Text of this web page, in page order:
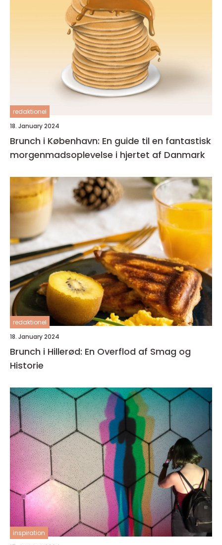
redaktionel
18. January 2024
Brunch i København: En guide til en fantastisk
morgenmadsoplevelse i hjertet af Danmark
redaktionel
18. January 2024
Brunch i Hillerød: En Overflod af Smag og
Historie
inspiration